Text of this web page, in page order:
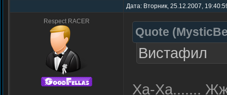
Дата: Вторник, 25.12.2007,
Respect RACER
Quote (
Вистафил
Ха-Ха.......